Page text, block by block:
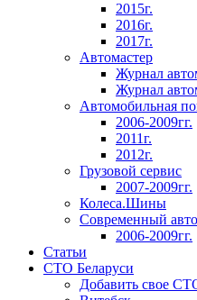
2015г.
2016г.
2017г.
Автомастер
Журнал
Журнал
Автомобильная
2006-2009гг.
2011г.
2012г.
Грузовой сервис
2007-2009гг.
Колеса.Шины
Современный
2006-2009гг.
Статьи
СТО Беларуси
Добавить свое